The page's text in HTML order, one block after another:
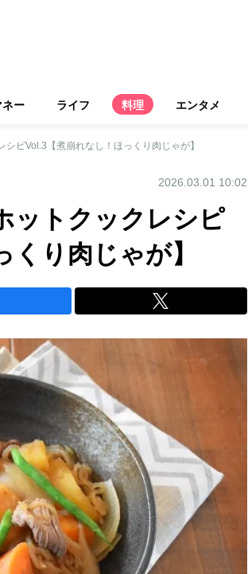
ネー ライフ 料理 エンタメ
ピVol.3【煮崩れなし！ほっくり肉じゃが】
2026.03.01 10:02
ットクックレシピ
り肉じゃが】